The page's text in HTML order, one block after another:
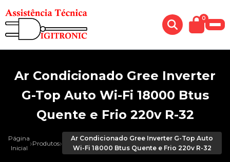
0
Ar Condicionado Gree Inverter
G-Top Auto Wi-Fi 18000 Btus
Quente e Frio 220v R-32
Página
Inicial ›Produtos›
Ar Condicionado Gree Inverter G-Top Auto
Wi-Fi 18000 Btus Quente e Frio 220v R-32